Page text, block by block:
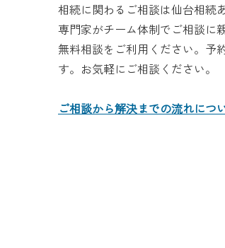
相続に関わるご相談は仙台相続
専門家がチーム体制でご相談に
無料相談をご利用ください。予
す。お気軽にご相談ください。
ご相談から解決までの流れにつ